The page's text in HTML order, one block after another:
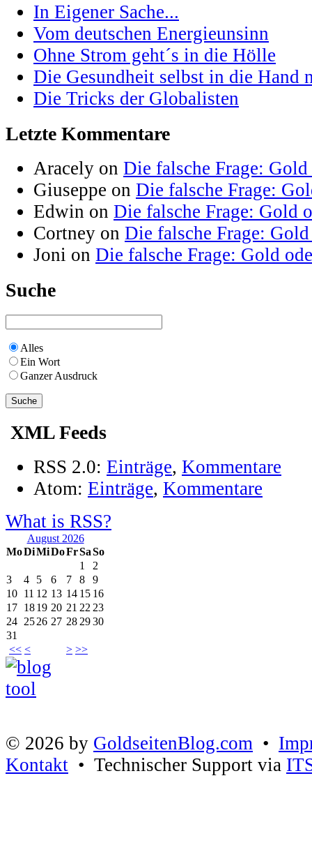
In Eigener Sache...
Vom deutschen Energieunsinn
Ohne Strom geht´s in die Hölle
Die Gesundheit selbst in die Hand
Die Tricks der Globalisten
Letzte Kommentare
Aracely on Die falsche Frage:
Giuseppe on Die falsche Frage:
Edwin on Die falsche Frage: Gold
Cortney on Die falsche Frage:
Joni on Die falsche Frage: Gold
Suche
Alles
Ein Wort
Ganzer Ausdruck
XML Feeds
RSS 2.0: Einträge, Kommentare
Atom: Einträge, Kommentare
What is RSS?
August 2026
MoDiMiDoFrSaSo
<< < > >>
1
2
3
4 5 6 7 8
9
10 11 12 13 14 15 16
17 1819 20 21 22 23
24 2526 27 28 2930
31
© 2026 by GoldseitenBlog.com •
Kontakt • Technischer Support via